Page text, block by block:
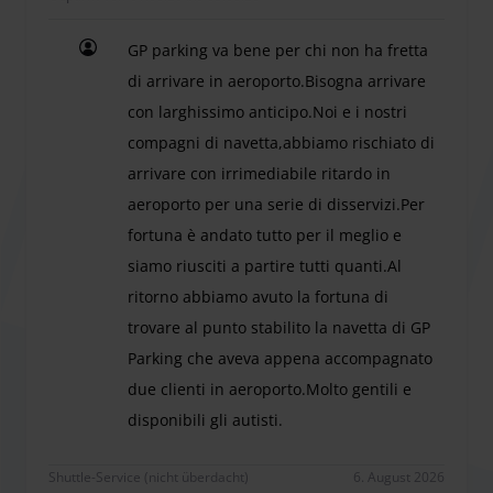
Bitte beachten Sie: Die hier angegebenen Preise gelten für
Personenwagen. Wenn Sie ein Wohnmobil oder einen
Lastwagen parkieren möchten, beachten Sie bitte, dass
hierfür eine zusätzliche Gebühr anfällt.
Entfernung zum kostenlosen Shuttleservice von GP
Der Parkplatz und die Busse sind für Menschen mit
Behinderungen zugänglich. Wir empfehlen, den Parkplatz
im Voraus anzurufen, damit man sich besser auf Ihre
Ankunft vorbereiten kann.
an: Autowäsche, Jeep-/SUV-Wäsche und
GP parking va bene per chi non ha fretta
di arrivare in aeroporto.Bisogna arrivare
con larghissimo anticipo.Noi e i nostri
compagni di navetta,abbiamo rischiato di
arrivare con irrimediabile ritardo in
aeroporto per una serie di disservizi.Per
fortuna è andato tutto per il meglio e
siamo riusciti a partire tutti quanti.Al
ritorno abbiamo avuto la fortuna di
trovare al punto stabilito la navetta di GP
Parking che aveva appena accompagnato
due clienti in aeroporto.Molto gentili e
disponibili gli autisti.
Shuttle-Service (nicht überdacht) 6. August 2026